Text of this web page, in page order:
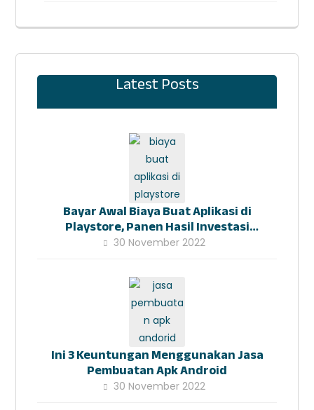
Latest Posts
Bayar Awal Biaya Buat Aplikasi di
Playstore, Panen Hasil Investasi
Kemudian
30 November 2022
Ini 3 Keuntungan Menggunakan Jasa
Pembuatan Apk Android
30 November 2022